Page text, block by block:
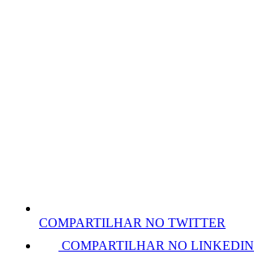
COMPARTILHAR NO TWITTER
COMPARTILHAR NO LINKEDIN